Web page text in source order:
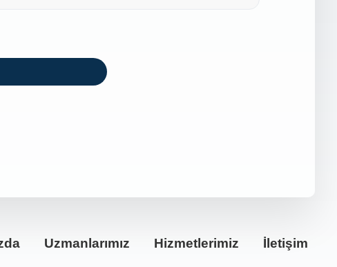
Uzmanlarımız Hizmetlerimiz İletişim